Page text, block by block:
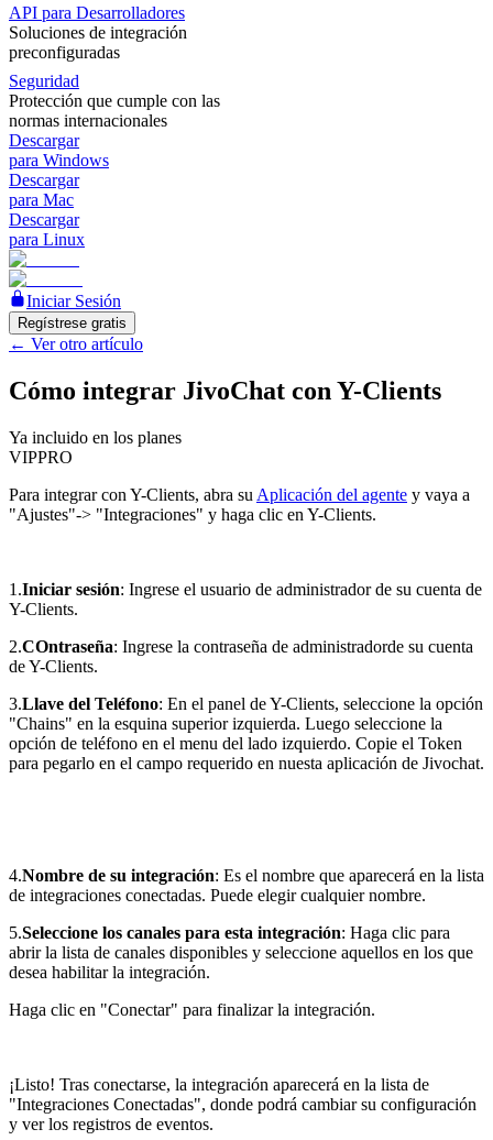
API para Desarrolladores
Soluciones de integración
preconfiguradas
Seguridad
Protección que cumple con las
normas internacionales
Descargar
para Windows
Descargar
para Mac
Descargar
para Linux
Iniciar Sesión
Regístrese gratis
← Ver otro artículo
Cómo integrar JivoChat con Y-Clients
Ya incluido en los planes
VIPPRO
Para integrar con Y-Clients, abra su Aplicación del agente y vaya a
"Ajustes"-> "Integraciones" y haga clic en Y-Clients.
1.Iniciar sesión: Ingrese el usuario de administrador de su cuenta de
Y-Clients.
2.COntraseña: Ingrese la contraseña de administradorde su cuenta
de Y-Clients.
3.Llave del Teléfono: En el panel de Y-Clients, seleccione la opción
"Chains" en la esquina superior izquierda. Luego seleccione la
opción de teléfono en el menu del lado izquierdo. Copie el Token
para pegarlo en el campo requerido en nuesta aplicación de Jivochat.
4.Nombre de su integración: Es el nombre que aparecerá en la lista
de integraciones conectadas. Puede elegir cualquier nombre.
5.Seleccione los canales para esta integración: Haga clic para
abrir la lista de canales disponibles y seleccione aquellos en los que
desea habilitar la integración.
Haga clic en "Conectar" para finalizar la integración.
¡Listo! Tras conectarse, la integración aparecerá en la lista de
"Integraciones Conectadas", donde podrá cambiar su configuración
y ver los registros de eventos.